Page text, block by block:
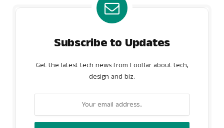
Subscribe to Updates
Get the latest tech news from FooBar about tech,
design and biz.